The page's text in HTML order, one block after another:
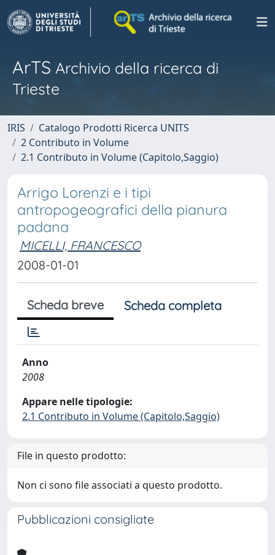
ArTS Archivio della ricerca di
Trieste
IRIS
Catalogo Prodotti Ricerca UNITS
2 Contributo in Volume
2.1 Contributo in Volume (Capitolo,Saggio)
Arrigo Lorenzi e i tipi
antropogeografici della pianura
padana
MICELLI, FRANCESCO
2008-01-01
Scheda breve Scheda completa
Anno
2008
Appare nelle tipologie:
2.1 Contributo in Volume (Capitolo,Saggio)
File in questo prodotto:
Non ci sono file associati a questo prodotto.
Pubblicazioni consigliate